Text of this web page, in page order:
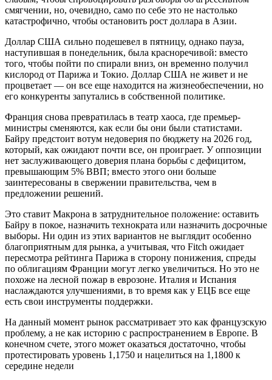
смягчении, но, очевидно, само по себе это не настолько
катастрофично, чтобы остановить рост доллара в Азии.
Доллар США сильно подешевел в пятницу, однако пауза,
наступившая в понедельник, была красноречивой: вместо
того, чтобы пойти по спирали вниз, он временно получил
кислород от Парижа и Токио. Доллар США не живет и не
процветает — он все еще находится на жизнеобеспечении, но
его конкуренты запутались в собственной политике.
Франция снова превратилась в театр хаоса, где премьер-
министры сменяются, как если бы они были статистами.
Байру предстоит вотум недоверия по бюджету на 2026 год,
который, как ожидают почти все, он проиграет. У оппозиции
нет заслуживающего доверия плана борьбы с дефицитом,
превышающим 5% ВВП; вместо этого они больше
заинтересованы в свержении правительства, чем в
предложении решений.
Это ставит Макрона в затруднительное положение: оставить
Байру в покое, назначить технократа или назначить досрочные
выборы. Ни один из этих вариантов не выглядит особенно
благоприятным для рынка, а учитывая, что Fitch ожидает
пересмотра рейтинга Парижа в сторону понижения, спреды
по облигациям Франции могут легко увеличиться. Но это не
похоже на лесной пожар в еврозоне. Италия и Испания
наслаждаются улучшениями, в то время как у ЕЦБ все еще
есть свои инструменты поддержки.
На данный момент рынок рассматривает это как французскую
проблему, а не как историю с распространением в Европе. В
конечном счете, этого может оказаться достаточно, чтобы
протестировать уровень 1,1750 и нацелиться на 1,1800 к
середине недели